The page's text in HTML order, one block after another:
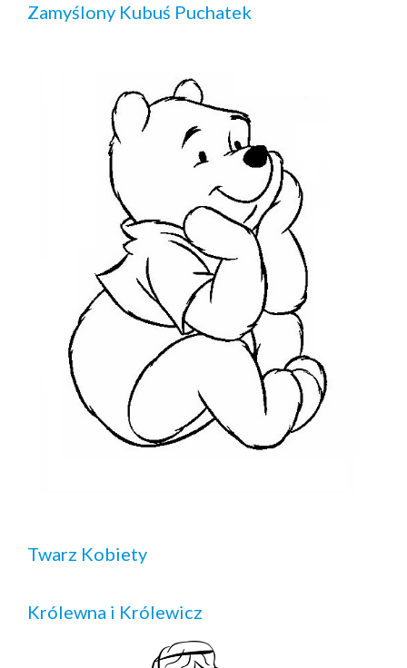
Zamyślony Kubuś Puchatek
Twarz Kobiety
Królewna i Królewicz